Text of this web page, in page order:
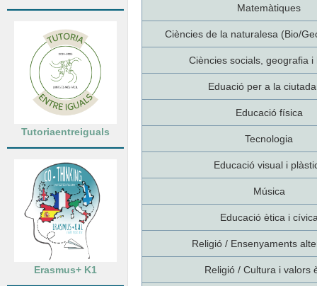
Tutoriaentreiguals
Erasmus+ K1
Matemàtiques
Ciències de la naturalesa (Bio/
Ciències socials, geografia i
Eduació per a la
Educació física
Tecnologia
Educació visual i
Música
Educació ètica i
Religió / Ensenyaments
Religió / Cultura i valors